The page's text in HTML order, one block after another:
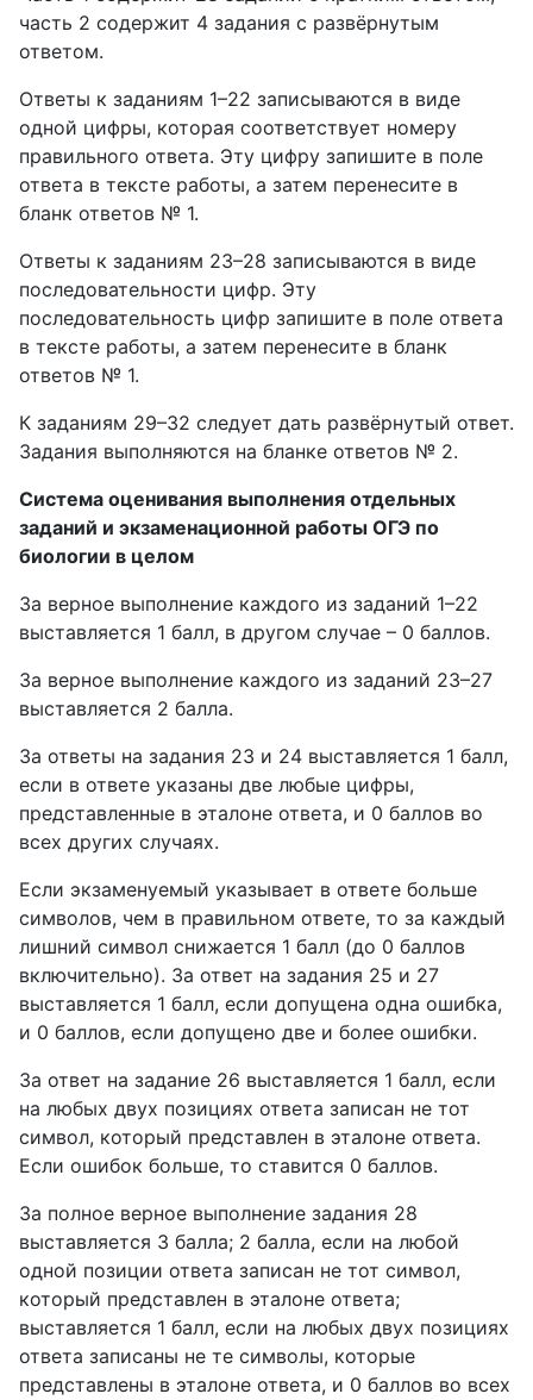
часть 2 содержит 4 задания с развёрнутым
ответом.
Ответы к заданиям 1–22 записываются в виде
одной цифры, которая соответствует номеру
правильного ответа. Эту цифру запишите в поле
ответа в тексте работы, а затем перенесите в
бланк ответов № 1.
Ответы к заданиям 23–28 записываются в виде
последовательности цифр. Эту
последовательность цифр запишите в поле ответа
в тексте работы, а затем перенесите в бланк
ответов № 1.
К заданиям 29–32 следует дать развёрнутый ответ.
Задания выполняются на бланке ответов № 2.
Система оценивания выполнения отдельных
заданий и экзаменационной работы ОГЭ по
биологии в целом
За верное выполнение каждого из заданий 1–22
выставляется 1 балл, в другом случае – 0 баллов.
За верное выполнение каждого из заданий 23–27
выставляется 2 балла.
За ответы на задания 23 и 24 выставляется 1 балл,
если в ответе указаны две любые цифры,
представленные в эталоне ответа, и 0 баллов во
всех других случаях.
Если экзаменуемый указывает в ответе больше
символов, чем в правильном ответе, то за каждый
лишний символ снижается 1 балл (до 0 баллов
включительно). За ответ на задания 25 и 27
выставляется 1 балл, если допущена одна ошибка,
и 0 баллов, если допущено две и более ошибки.
За ответ на задание 26 выставляется 1 балл, если
на любых двух позициях ответа записан не тот
символ, который представлен в эталоне ответа.
Если ошибок больше, то ставится 0 баллов.
За полное верное выполнение задания 28
выставляется 3 балла; 2 балла, если на любой
одной позиции ответа записан не тот символ,
который представлен в эталоне ответа;
выставляется 1 балл, если на любых двух позициях
ответа записаны не те символы, которые
представлены в эталоне ответа, и 0 баллов во всех